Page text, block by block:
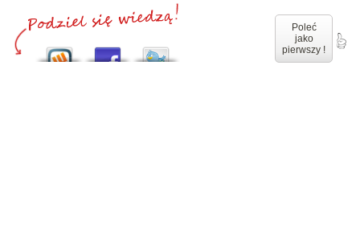
Poleć
jako
pierwszy !